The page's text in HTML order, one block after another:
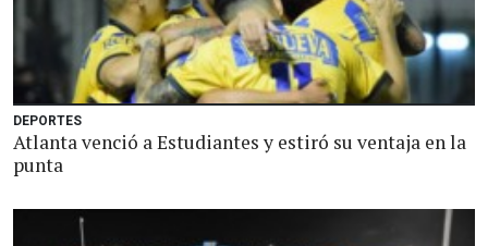
DEPORTES
Atlanta venció a Estudiantes y estiró su ventaja en la
punta